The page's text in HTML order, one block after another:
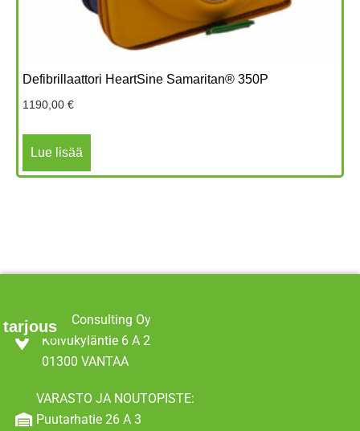
Defibrillaattori HeartSine Samaritan® 350P
1190,00 €
Lue lisää
tarjousEMS Consulting Oy
Koivukyläntie 6 A 2
01300 VANTAA
VARASTO JA NOUTOPISTE:
Puutarhatie 26 A 3